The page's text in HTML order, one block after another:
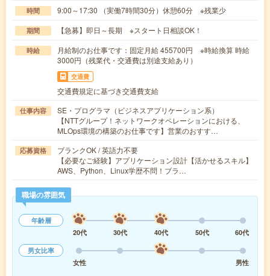
時間 9:00～17:30 （実働7時間30分）休憩60分 ※残業少
期間 【急募】即日～長期 ※スタート日相談OK！
時給
月給制のお仕事です：固定月給 455700円 ※時給換算 時給
3000円（残業代・交通費は別途支給あり）
交通費
交通費規定に基づき交通費支給
仕事内容
SE・プログラマ（ビジネスアプリケーション系）
【NTTグループ！ネットワークオペレーションにおける、
MLOps環境の構築のお仕事です】営業のおすす…
応募資格
ブランクOK / 英語力不要
【必要なご経験】アプリケーション設計【活かせるスキル】
AWS、Python、Linux学歴不問！ブラ…
職場の雰囲気
年齢層
20代
30代 40代 50代
60代
男女比率
女性
男性